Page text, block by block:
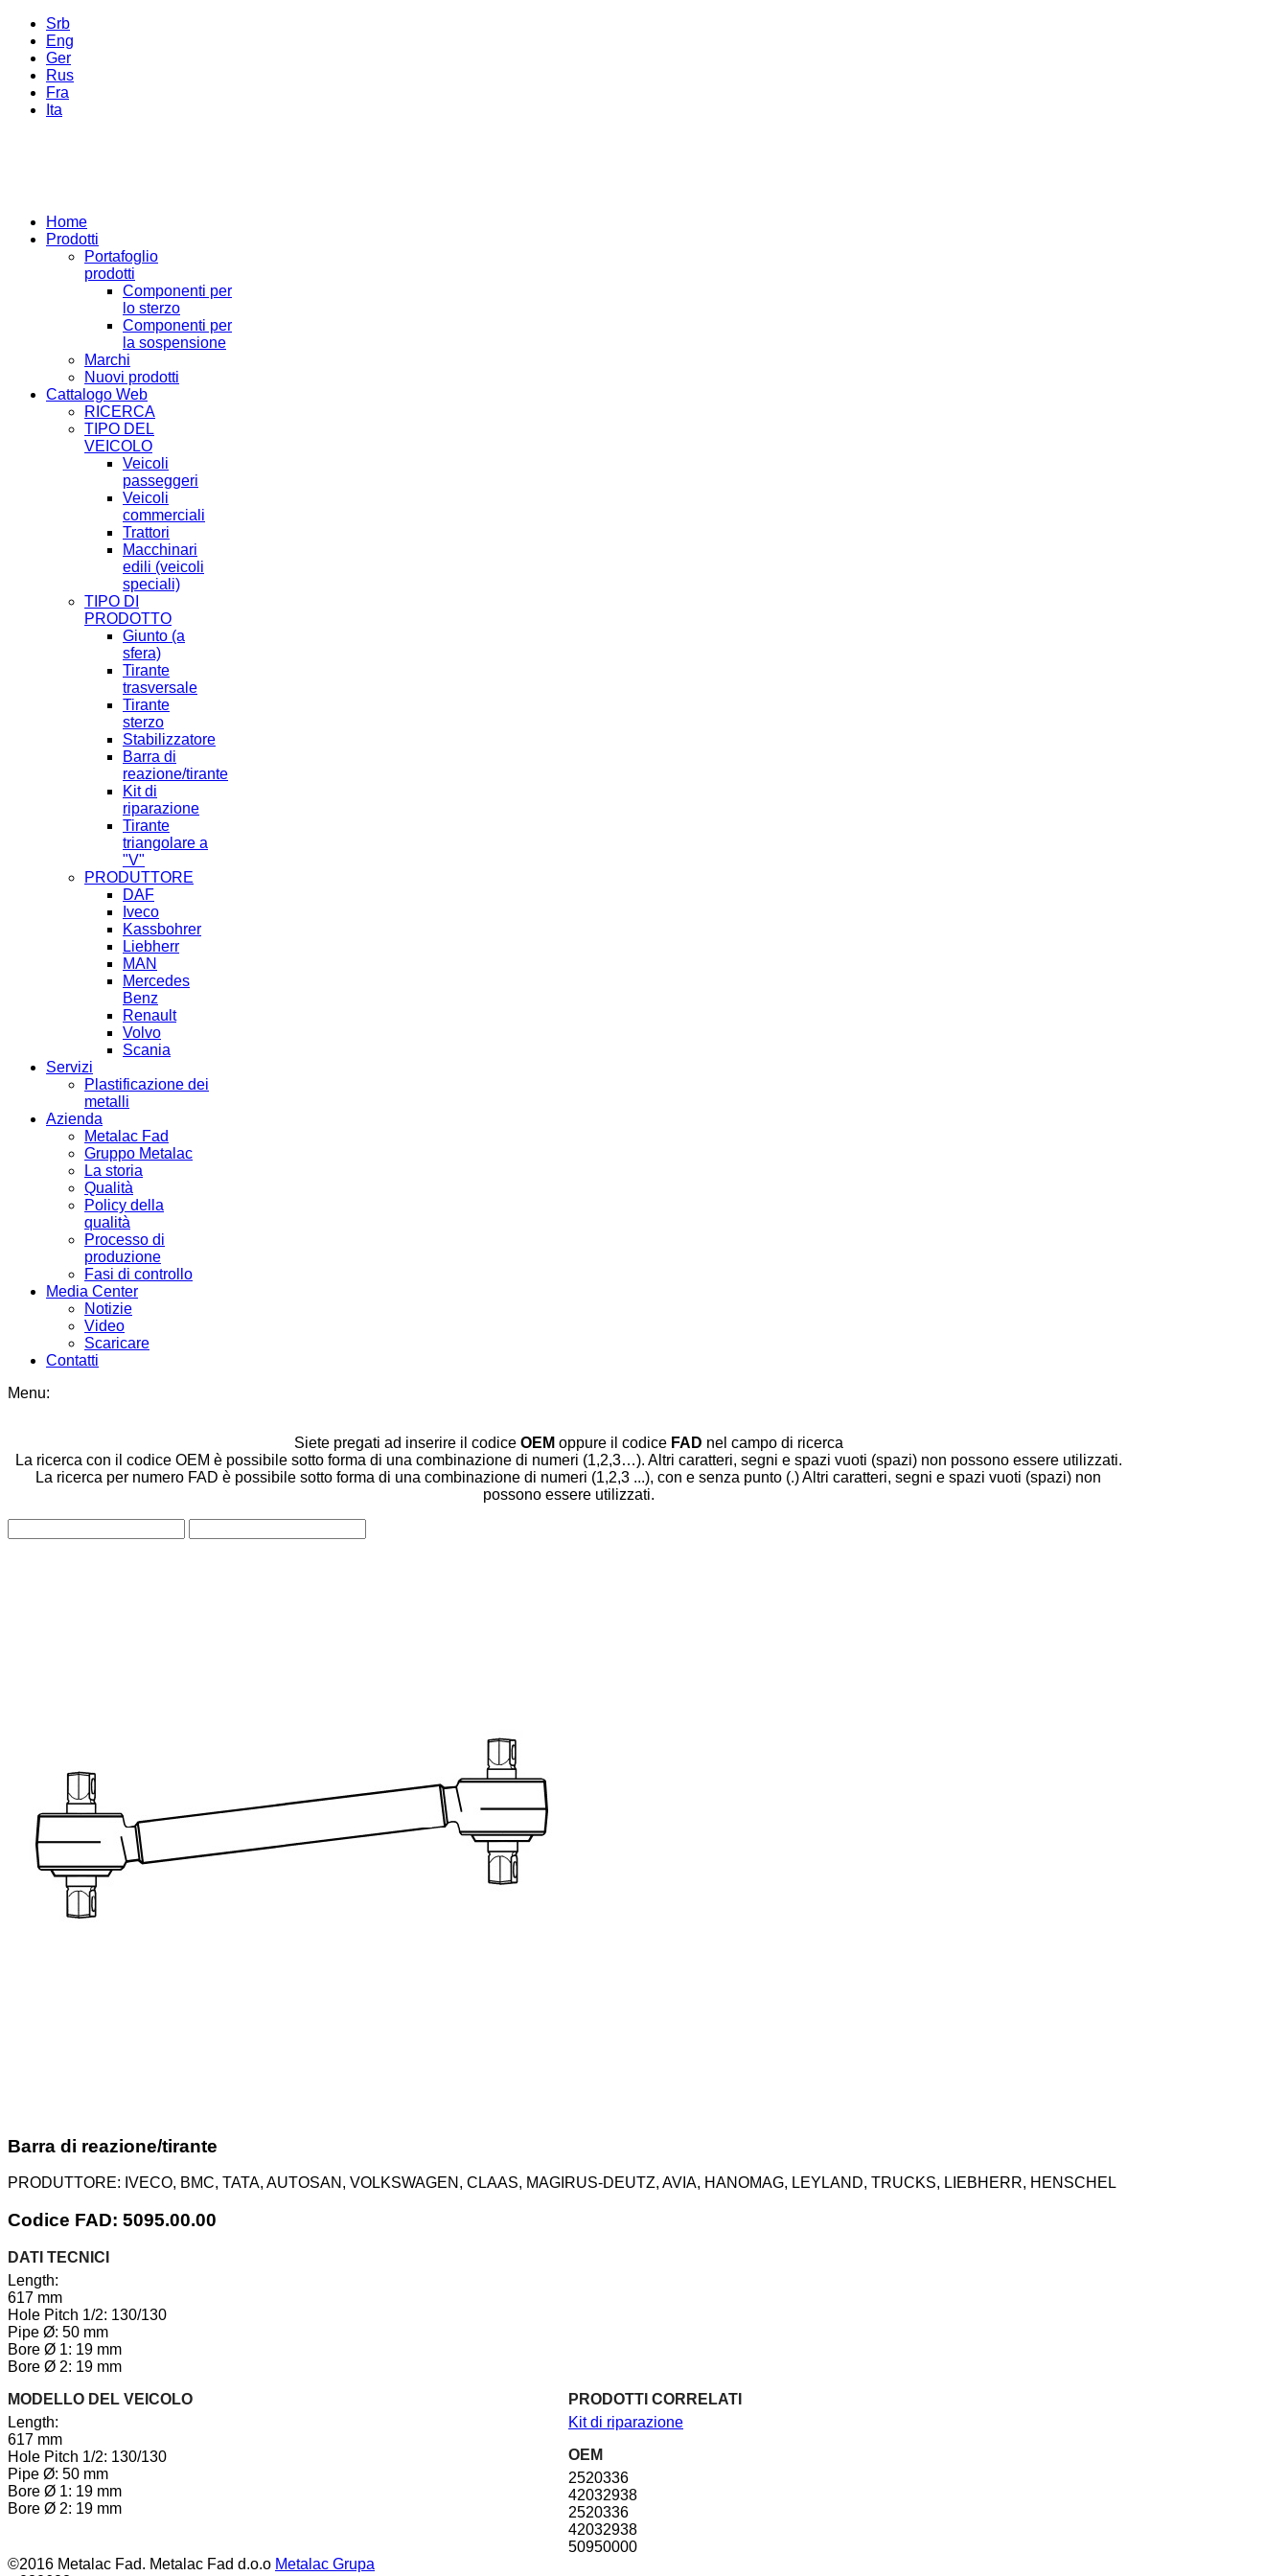
Srb
Eng
Ger
Rus
Fra
Ita
Home
Prodotti
Portafoglio
prodotti
Componenti per
lo sterzo
Componenti per
la sospensione
Marchi
Nuovi prodotti
Cattalogo Web
RICERCA
TIPO DEL
VEICOLO
Veicoli
passeggeri
Veicoli
commerciali
Trattori
Macchinari
edili (veicoli
speciali)
TIPO DI
PRODOTTO
Giunto (a
sfera)
Tirante
trasversale
Tirante
sterzo
Stabilizzatore
Barra di
reazione/tirante
Kit di
riparazione
Tirante
triangolare a
"V"
PRODUTTORE
DAF
Iveco
Kassbohrer
Liebherr
MAN
Mercedes
Benz
Renault
Volvo
Scania
Servizi
Plastificazione dei
metalli
Azienda
Metalac Fad
Gruppo Metalac
La storia
Qualità
Policy della
qualità
Processo di
produzione
Fasi di controllo
Media Center
Notizie
Video
Scaricare
Contatti
Menu:
Siete pregati ad inserire il codice OEM oppure il codice FAD nel campo di ricerca
La ricerca con il codice OEM è possibile sotto forma di una combinazione di numeri (1,2,3…). Altri caratteri, segni e spazi vuoti (spazi) non possono essere utilizzati.
La ricerca per numero FAD è possibile sotto forma di una combinazione di numeri (1,2,3 ...), con e senza punto (.) Altri caratteri, segni e spazi vuoti (spazi) non
possono essere utilizzati.
Barra di reazione/tirante
PRODUTTORE: IVECO, BMC, TATA, AUTOSAN, VOLKSWAGEN, CLAAS, MAGIRUS-DEUTZ, AVIA, HANOMAG, LEYLAND, TRUCKS, LIEBHERR, HENSCHEL
Codice FAD: 5095.00.00
DATI TECNICI
Length:
617 mm
Hole Pitch 1/2: 130/130
Pipe Ø: 50 mm
Bore Ø 1: 19 mm
Bore Ø 2: 19 mm
MODELLO DEL VEICOLO
Length:
617 mm
Hole Pitch 1/2: 130/130
Pipe Ø: 50 mm
Bore Ø 1: 19 mm
Bore Ø 2: 19 mm
PRODOTTI CORRELATI
Kit di riparazione
OEM
2520336
42032938
2520336
42032938
50950000
©2016 Metalac Fad. Metalac Fad d.o.o Metalac Grupa